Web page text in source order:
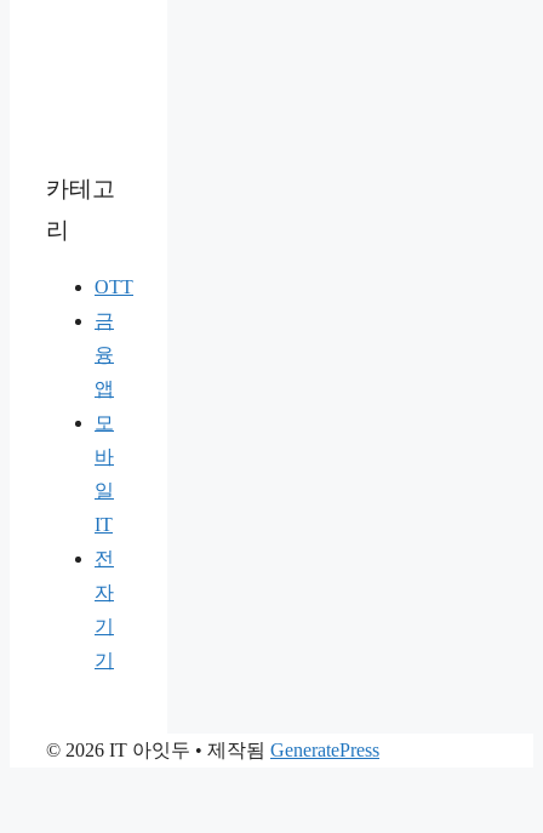
카테고
리
OTT
금
융
앱
모
바
일
IT
전
자
기
기
© 2026 IT 아잇두 • 제작됨 GeneratePress